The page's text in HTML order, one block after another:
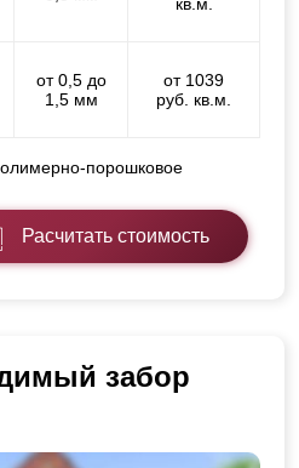
от 0,5 до
1,5 мм
от 1039
руб. кв.м.
порошковое
Расчитать стоимость
забор